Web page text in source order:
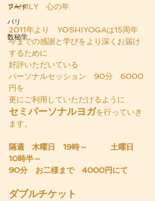
フード
バリ
数秘学
FAMILY　心の年
2011年より　YOSHIYOGAは15周年
今までの感謝と学びをより深くお届け
するために
好評いただいている
パーソナルセッション　90分　6000
円を
更にご利用していただけるように
セミパーソナルヨガを行っていき
ます。
隔週　木曜日　19時～　　　土曜日
10時半～
90分　お二様まで　4000円にて
ダブルチケット